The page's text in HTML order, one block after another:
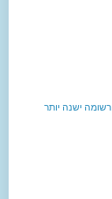
רשומה ישנה יותר